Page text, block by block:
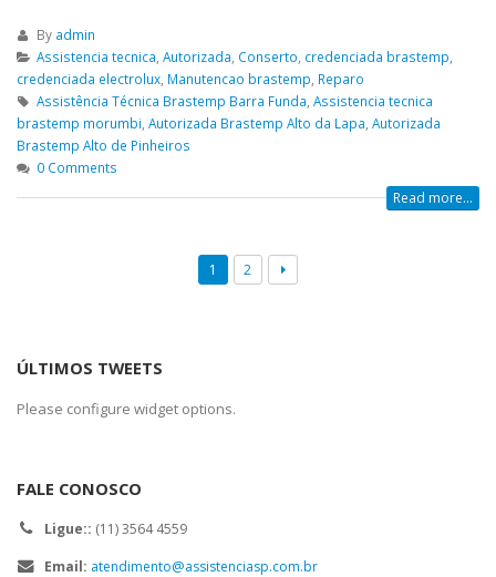
By admin
Assistencia tecnica, Autorizada, Conserto, credenciada brastemp,
credenciada electrolux, Manutencao brastemp, Reparo
Assistência Técnica Brastemp Barra Funda, Assistencia tecnica
brastemp morumbi, Autorizada Brastemp Alto da Lapa, Autorizada
Brastemp Alto de Pinheiros
0 Comments
Read more...
1 2
ÚLTIMOS TWEETS
Please configure widget options.
FALE CONOSCO
Ligue:: (11) 3564 4559
Email: atendimento@assistenciasp.com.br